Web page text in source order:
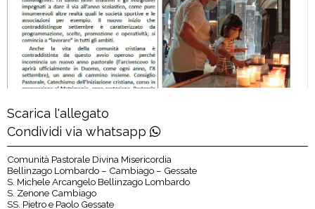
Scarica l'allegato
Condividi via whatsapp
Comunità Pastorale Divina Misericordia
Bellinzago Lombardo – Cambiago – Gessate
S. Michele Arcangelo Bellinzago Lombardo
S. Zenone Cambiago
SS. Pietro e Paolo Gessate